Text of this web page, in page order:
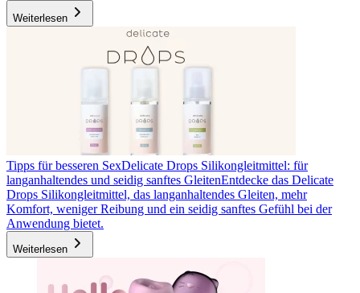
Weiterlesen
Tipps für besseren SexDelicate Drops Silikongleitmittel: für
langanhaltendes und seidig sanftes GleitenEntdecke das Delicate
Drops Silikongleitmittel, das langanhaltendes Gleiten, mehr
Komfort, weniger Reibung und ein seidig sanftes Gefühl bei der
Anwendung bietet.
Weiterlesen